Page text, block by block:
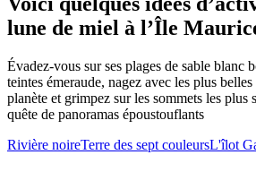
lune de miel à l’Île
Évadez-vous sur ses plages de sable blanc
teintes émeraude, nagez avec les plus belles
planète et grimpez sur les sommets les plus
quête de panoramas époustouflants
Rivière noireTerre des sept couleursL'îlot